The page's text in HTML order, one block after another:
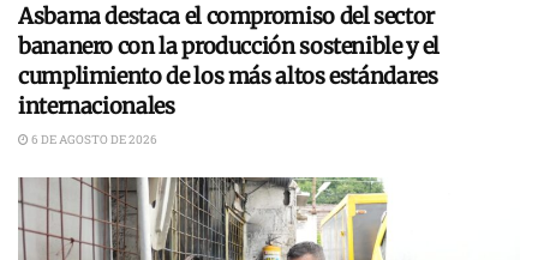
Asbama destaca el compromiso del sector
bananero con la producción sostenible y el
cumplimiento de los más altos estándares
internacionales
6 DE AGOSTO DE 2026